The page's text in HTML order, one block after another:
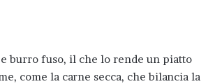
burro fuso, il che lo rende un piatto
come la carne secca, che bilancia la